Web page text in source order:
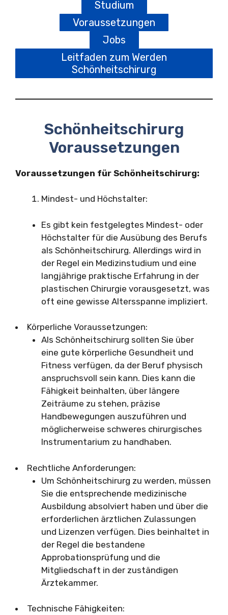
Studium
Voraussetzungen
Jobs
Leitfaden zum Werden
Schönheitschirurg
Schönheitschirurg
Voraussetzungen
Voraussetzungen für Schönheitschirurg:
Mindest- und Höchstalter:
Es gibt kein festgelegtes Mindest- oder
Höchstalter für die Ausübung des Berufs
als Schönheitschirurg. Allerdings wird in
der Regel ein Medizinstudium und eine
langjährige praktische Erfahrung in der
plastischen Chirurgie vorausgesetzt, was
oft eine gewisse Altersspanne impliziert.
Körperliche Voraussetzungen:
Als Schönheitschirurg sollten Sie über
eine gute körperliche Gesundheit und
Fitness verfügen, da der Beruf physisch
anspruchsvoll sein kann. Dies kann die
Fähigkeit beinhalten, über längere
Zeiträume zu stehen, präzise
Handbewegungen auszuführen und
möglicherweise schweres chirurgisches
Instrumentarium zu handhaben.
Rechtliche Anforderungen:
Um Schönheitschirurg zu werden, müssen
Sie die entsprechende medizinische
Ausbildung absolviert haben und über die
erforderlichen ärztlichen Zulassungen
und Lizenzen verfügen. Dies beinhaltet in
der Regel die bestandene
Approbationsprüfung und die
Mitgliedschaft in der zuständigen
Ärztekammer.
Technische Fähigkeiten: